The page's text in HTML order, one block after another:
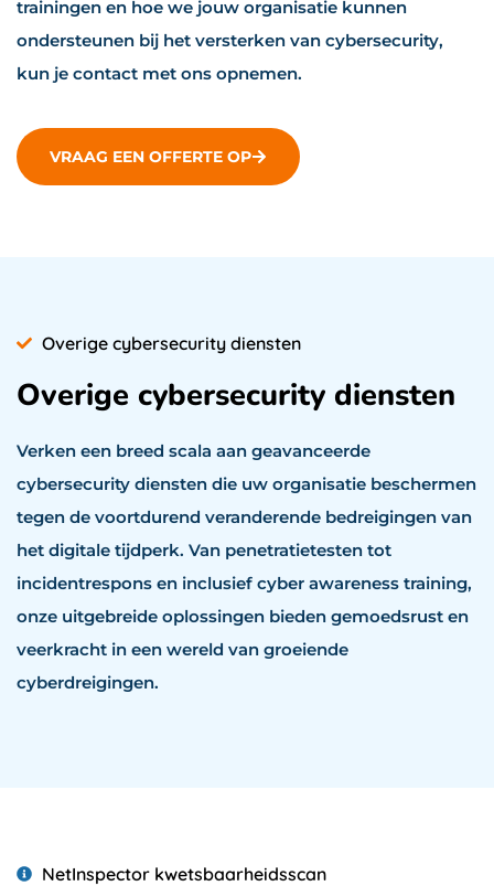
trainingen en hoe we jouw organisatie kunnen
ondersteunen bij het versterken van cybersecurity,
kun je contact met ons opnemen.
VRAAG EEN OFFERTE OP
Overige cybersecurity diensten
Overige cybersecurity diensten
Verken een breed scala aan geavanceerde
cybersecurity diensten die uw organisatie beschermen
tegen de voortdurend veranderende bedreigingen van
het digitale tijdperk. Van penetratietesten tot
incidentrespons en inclusief cyber awareness training,
onze uitgebreide oplossingen bieden gemoedsrust en
veerkracht in een wereld van groeiende
cyberdreigingen.
NetInspector kwetsbaarheidsscan